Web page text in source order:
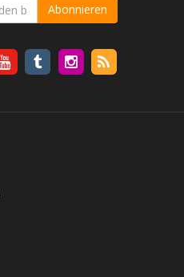
Abonnieren